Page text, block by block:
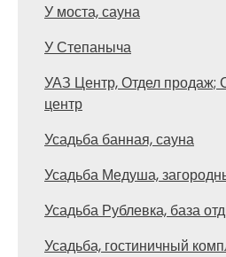
У моста, сауна
У Степаныча
УАЗ Центр, Отдел продаж;
центр
Усадьба банная, сауна
Усадьба Медуша,
Усадьба Рублевка, база
Усадьба, гостиничный